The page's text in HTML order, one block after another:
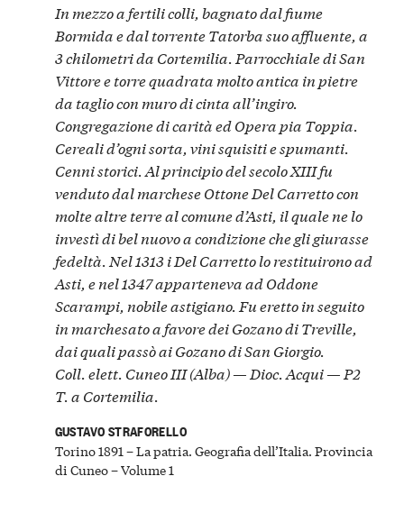
In mezzo a fertili colli, bagnato dal fiume
Bormida e dal torrente Tatorba suo affluente, a
3 chilometri da Cortemilia. Parrocchiale di San
Vittore e torre quadrata molto antica in pietre
da taglio con muro di cinta all’ingiro.
Congregazione di carità ed Opera pia Toppia.
Cereali d’ogni sorta, vini squisiti e spumanti.
Cenni storici. Al principio del secolo XIII fu
venduto dal marchese Ottone Del Carretto con
molte altre terre al comune d’Asti, il quale ne lo
investì di bel nuovo a condizione che gli giurasse
fedeltà. Nel 1313 i Del Carretto lo restituirono ad
Asti, e nel 1347 apparteneva ad Oddone
Scarampi, nobile astigiano. Fu eretto in seguito
in marchesato a favore dei Gozano di Treville,
dai quali passò ai Gozano di San Giorgio.
Coll. elett. Cuneo III (Alba) — Dioc. Acqui — P2
T. a Cortemilia.
GUSTAVO STRAFORELLO
Torino 1891 – La patria. Geografia dell’Italia. Provincia
di Cuneo – Volume 1